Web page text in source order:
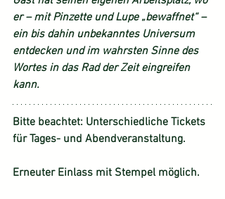
er – mit Pinzette und Lupe „bewaffnet“ –
ein bis dahin unbekanntes Universum
entdecken und im wahrsten Sinne des
Wortes in das Rad der Zeit eingreifen
kann.
Bitte beachtet: Unterschiedliche Tickets
für Tages- und Abendveranstaltung.
Erneuter Einlass mit Stempel möglich.